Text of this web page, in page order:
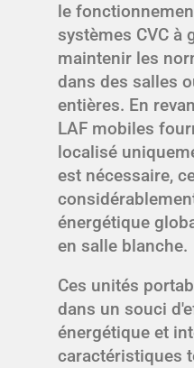
le
systèmes CVC à
maintenir les
dans des salles
entières. En
LAF mobiles
localisé
est nécessaire,
énergétique
en salle blanche.
Ces unités
dans un souci
énergétique et
caractéristiques